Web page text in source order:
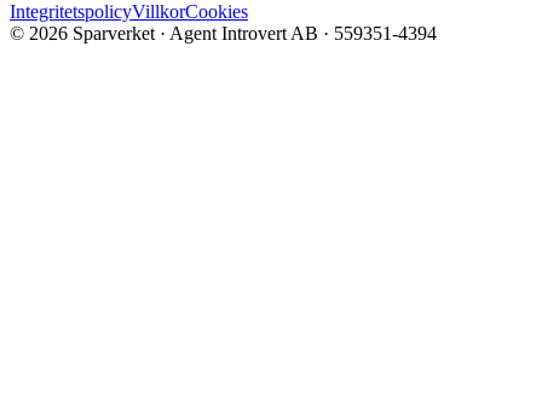
IntegritetspolicyVillkorCookies
© 2026 Sparverket · Agent Introvert AB · 559351-4394